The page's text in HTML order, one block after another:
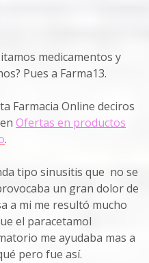
medicamentos y
Pues a Farma13.
Farmacia Online deciros
Ofertas en productos
.
tipo sinusitis que no se
un gran dolor de
a mi me resultó mucho
el paracetamol
me ayudaba mas a
pero fue así.